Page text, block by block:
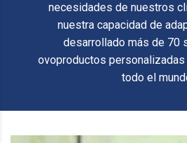
necesidades de nuestros
nuestra capacidad de
desarrollado más de 70
ovoproductos
todo el